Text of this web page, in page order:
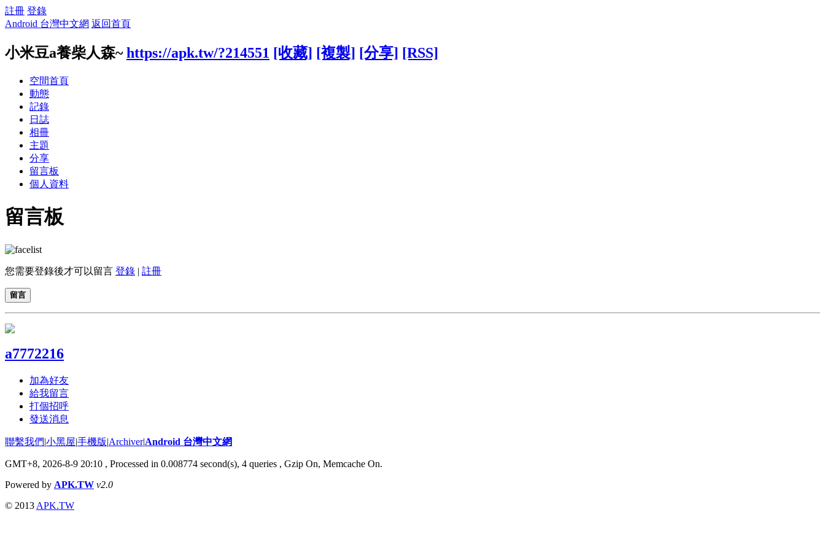
註冊 登錄
Android 台灣中文網 返回首頁
小米豆a養柴人森~ https://apk.tw/?214551 [收藏] [複製] [分享] [RSS]
空間首頁
動態
記錄
日誌
相冊
主題
分享
留言板
個人資料
留言板
您需要登錄後才可以留言 登錄 | 註冊
留言
a7772216
加為好友
給我留言
打個招呼
發送消息
聯繫我們|小黑屋|手機版|Archiver|Android 台灣中文網
GMT+8, 2026-8-9 20:10 , Processed in 0.008774 second(s), 4 queries , Gzip On, Memcache On.
Powered by APK.TW v2.0
© 2013 APK.TW